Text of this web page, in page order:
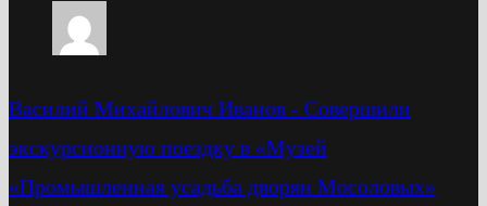
Василий Михайлович Иванов - Cовершили
экскурсионную поездку в «Музей
«Промышленная усадьба дворян Мосоловых»